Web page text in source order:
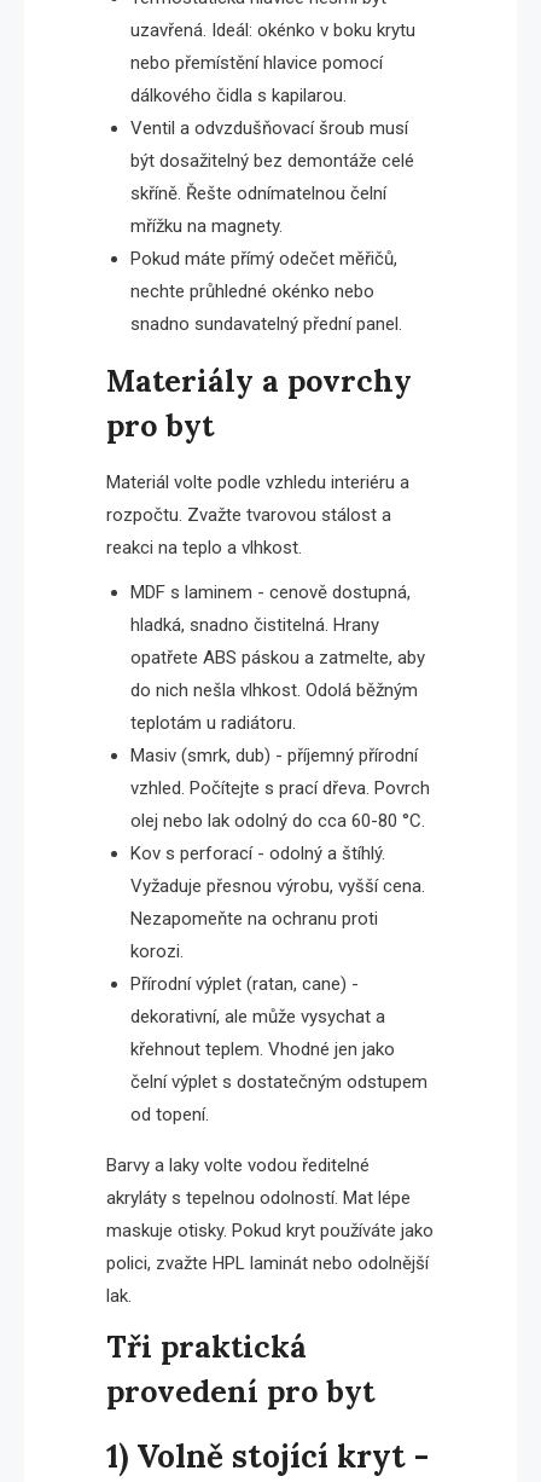
uzavřená. Ideál: okénko v boku krytu
nebo přemístění hlavice pomocí
dálkového čidla s kapilarou.
Ventil a odvzdušňovací šroub musí
být dosažitelný bez demontáže celé
skříně. Řešte odnímatelnou čelní
mřížku na magnety.
Pokud máte přímý odečet měřičů,
nechte průhledné okénko nebo
snadno sundavatelný přední panel.
Materiály a povrchy
pro byt
Materiál volte podle vzhledu interiéru a
rozpočtu. Zvažte tvarovou stálost a
reakci na teplo a vlhkost.
MDF s laminem - cenově dostupná,
hladká, snadno čistitelná. Hrany
opatřete ABS páskou a zatmelte, aby
do nich nešla vlhkost. Odolá běžným
teplotám u radiátoru.
Masiv (smrk, dub) - příjemný přírodní
vzhled. Počítejte s prací dřeva. Povrch
olej nebo lak odolný do cca 60-80 °C.
Kov s perforací - odolný a štíhlý.
Vyžaduje přesnou výrobu, vyšší cena.
Nezapomeňte na ochranu proti
korozi.
Přírodní výplet (ratan, cane) -
dekorativní, ale může vysychat a
křehnout teplem. Vhodné jen jako
čelní výplet s dostatečným odstupem
od topení.
Barvy a laky volte vodou ředitelné
akryláty s tepelnou odolností. Mat lépe
maskuje otisky. Pokud kryt používáte jako
polici, zvažte HPL laminát nebo odolnější
lak.
Tři praktická
provedení pro byt
1) Volně stojící kryt -